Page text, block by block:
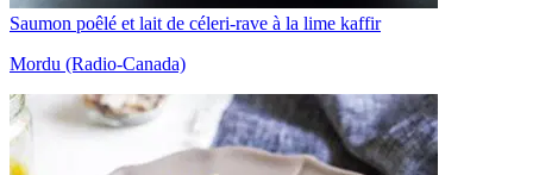
Saumon poêlé et lait de céleri-rave à la lime kaffir
Mordu (Radio-Canada)